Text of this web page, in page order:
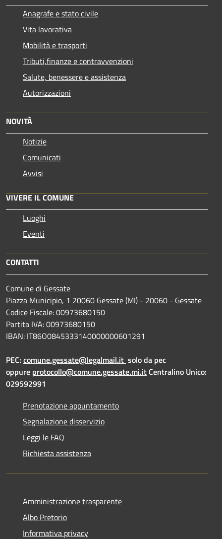
Anagrafe e stato civile
Vita lavorativa
Mobilità e trasporti
Tributi,finanze e contravvenzioni
Salute, benessere e assistenza
Autorizzazioni
NOVITÀ
Notizie
Comunicati
Avvisi
VIVERE IL COMUNE
Luoghi
Eventi
CONTATTI
Comune di Gessate
Piazza Municipio, 1 20060 Gessate (MI) - 20060 - Gessate
Codice Fiscale: 00973680150
Partita IVA: 00973680150
IBAN: IT86O0845333140000000601291
PEC: comune.gessate@legalmail.it solo da pec
oppure protocollo@comune.gessate.mi.itCentralino Unico:
029592991
Prenotazione appuntamento
Segnalazione disservizio
Leggi le FAQ
Richiesta assistenza
Amministrazione trasparente
Albo Pretorio
Informativa privacy